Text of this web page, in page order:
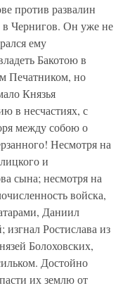
против развалин
в Чернигов. Он уже не
ему
Бакотою в
Печатником, но
Князья
в несчастиях, с
между собою о
Несмотря на
и
сына; несмотря на
войска,
Даниил
Ростислава из
Болоховских,
Достойно
их землю от